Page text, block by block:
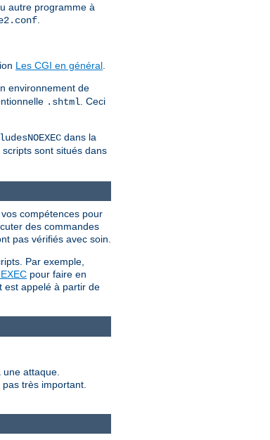
autre programme à
Les CGI en général
environnement de
.shtml . Ceci
dans la
sont situés dans
compétences pour
des commandes
pas vérifiés avec soin.
Par exemple,
pour faire en
est appelé à partir de
attaque.
très important.